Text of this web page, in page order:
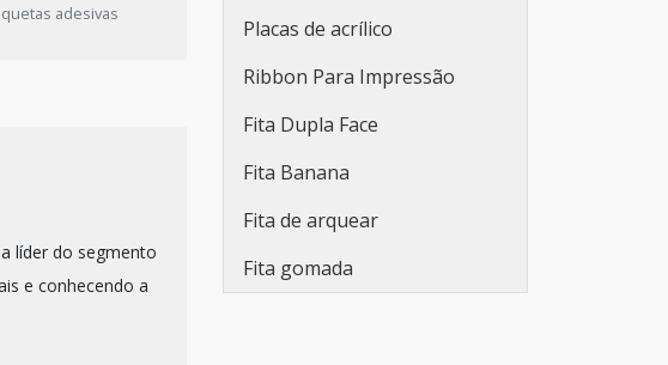
adesivas
líder do segmento
e conhecendo a
Etiqueta adesiva redonda
personalizado
Etiqueta adesiva branca
Etiqueta adesiva branca a4
Lacre de segurança adesivo
Placas de acrílico
Ribbon Para Impressão
Fita Dupla Face
Fita Banana
Fita de arquear
Fita gomada